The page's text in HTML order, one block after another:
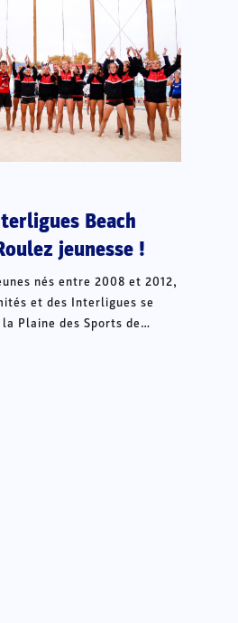
Beach
jeunesse !
nés entre 2008 et 2012,
et des Interligues se
Plaine des Sports de